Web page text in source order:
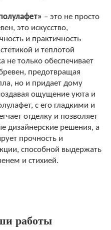
– это не просто
это искусство,
и практичность
и теплотой
не только обеспечивает
предотвращая
но и придает дому
ощущение уюта и
с его гладкими и
отделку и позволяет
дизайнерские решения, а
прочность и
способной выдержать
и стихией.
работы